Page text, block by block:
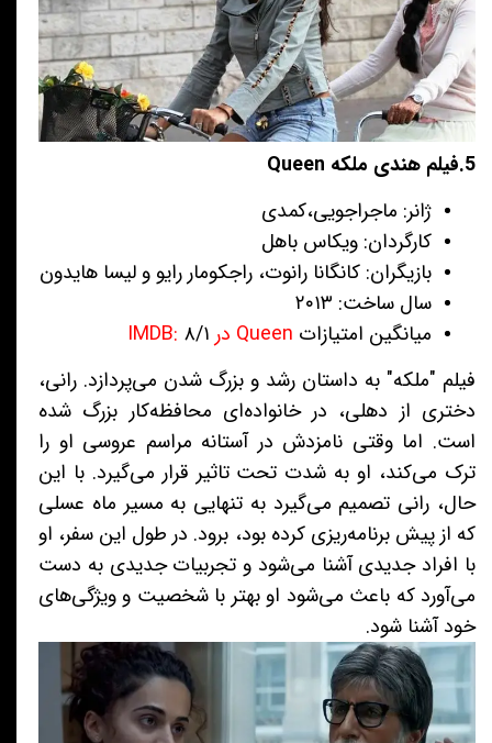
5.فیلم هندی ملکه Queen
ژانر: ماجراجویی،‌کمدی
کارگردان: ویکاس باهل
بازیگران: کانگانا رانوت، راجکومار رایو و لیسا هایدون
سال ساخت: ۲۰۱۳
میانگین امتیازات
۸/۱
فیلم "ملکه" به داستان رشد و بزرگ شدن می‌پردازد. رانی،
دختری از دهلی، در خانواده‌ای محافظه‌کار بزرگ شده
است. اما وقتی نامزدش در آستانه مراسم عروسی او را
ترک می‌کند، او به شدت تحت تاثیر قرار می‌گیرد. با این
حال، رانی تصمیم می‌گیرد به تنهایی به مسیر ماه عسلی
که از پیش برنامه‌ریزی کرده بود، برود. در طول این سفر، او
با افراد جدیدی آشنا می‌شود و تجربیات جدیدی به دست
می‌آورد که باعث می‌شود او بهتر با شخصیت و ویژگی‌های
خود آشنا شود.